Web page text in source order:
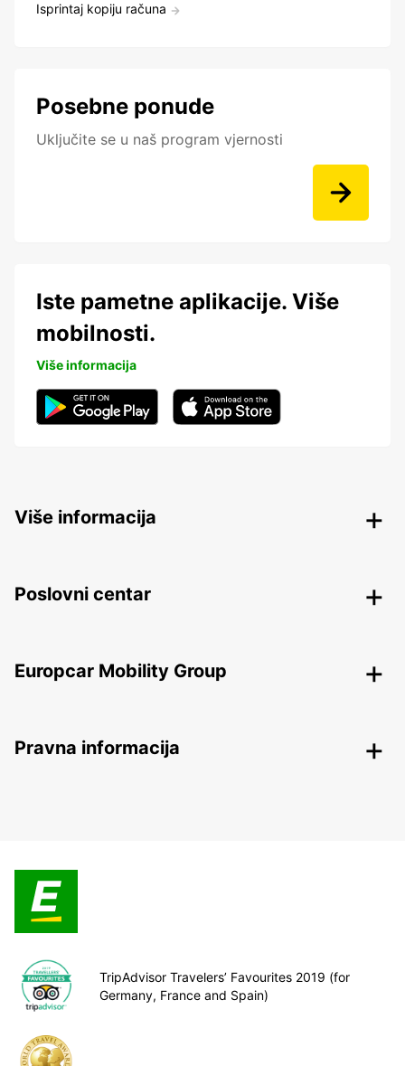
Isprintaj kopiju računa
Posebne ponude
Uključite se u naš program vjernosti
Iste pametne aplikacije. Više
mobilnosti.
Više informacija
Više informacija
Poslovni centar
Europcar Mobility Group
Pravna informacija
TripAdvisor Travelers’ Favourites 2019 (for
Germany, France and Spain)